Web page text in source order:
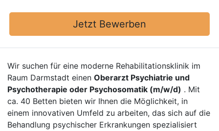
Jetzt Bewerben
Wir suchen für eine moderne Rehabilitationsklinik im
Raum Darmstadt einen Oberarzt Psychiatrie und
Psychotherapie oder Psychosomatik (m/w/d) . Mit
ca. 40 Betten bieten wir Ihnen die Möglichkeit, in
einem innovativen Umfeld zu arbeiten, das sich auf die
Behandlung psychischer Erkrankungen spezialisiert